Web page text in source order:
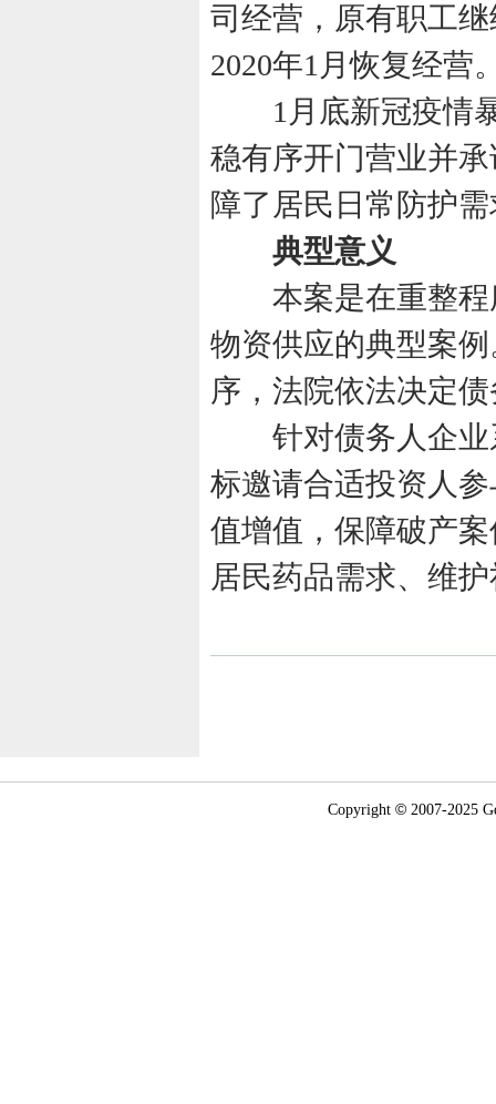
司经营，原有职工
2020年1 月恢复经营
1 月底新冠疫情
稳有序开门营业并
障了居民日常防护
典型意义
本案是在重整程
物资供应的典型案
序，法院依法决定
针对债务人企业
标邀请合适投资人
值增值，保障破产
居民药品需求、维
Copyright © 2007-2025